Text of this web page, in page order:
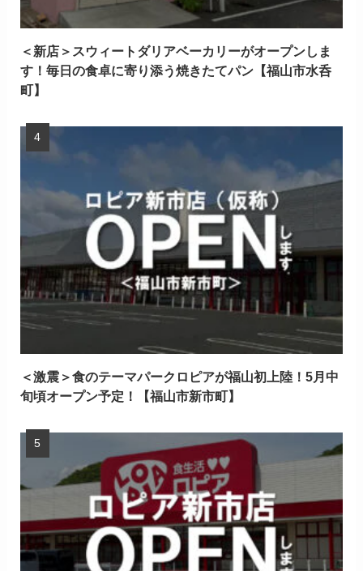
＜新店＞スウィートダリアベーカリーがオープンしま
す！毎日の食卓に寄り添う焼きたてパン【福山市水呑
町】
＜激震＞食のテーマパークロピアが福山初上陸！5月中
旬頃オープン予定！【福山市新市町】